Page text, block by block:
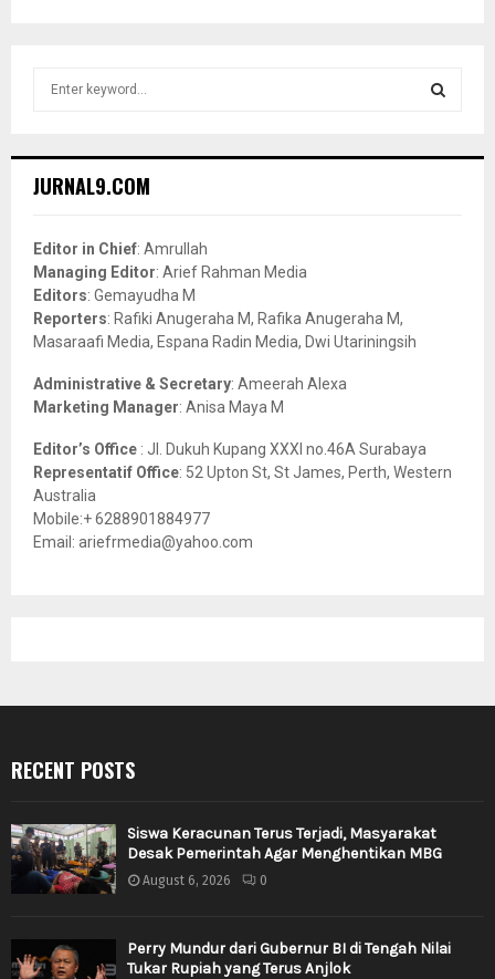
h
o
r
:
JURNAL9.COM
Editor in Chief: Amrullah
Managing Editor: Arief Rahman Media
Editors: Gemayudha M
Reporters: Rafiki Anugeraha M, Rafika Anugeraha M,
Masaraafi Media, Espana Radin Media, Dwi Utariningsih
Administrative & Secretary: Ameerah Alexa
Marketing Manager: Anisa Maya M
Editor’s Office : Jl. Dukuh Kupang XXXI no.46A Surabaya
Representatif Office: 52 Upton St, St James, Perth, Western
Australia
Mobile:+ 6288901884977
Email: ariefrmedia@yahoo.com
RECENT POSTS
Siswa Keracunan Terus Terjadi, Masyarakat
Desak Pemerintah Agar Menghentikan MBG
August 6, 2026 0
Perry Mundur dari Gubernur BI di Tengah Nilai
Tukar Rupiah yang Terus Anjlok